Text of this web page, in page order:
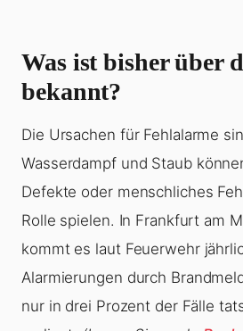
Was ist bisher über
bekannt?
Die Ursachen für Fehlalarme
Wasserdampf und Staub
Defekte oder menschliches
Rolle spielen. In Frankfurt am
kommt es laut Feuerwehr
Alarmierungen durch
nur in drei Prozent der Fälle